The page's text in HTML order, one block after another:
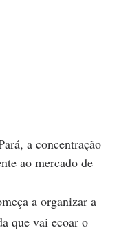
a concentração
ao mercado de
a organizar a
que vai ecoar o